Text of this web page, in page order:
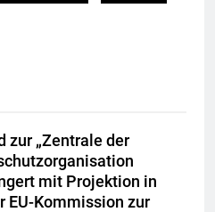
zur „Zentrale der
mit Projektion in
EU-Kommission zur